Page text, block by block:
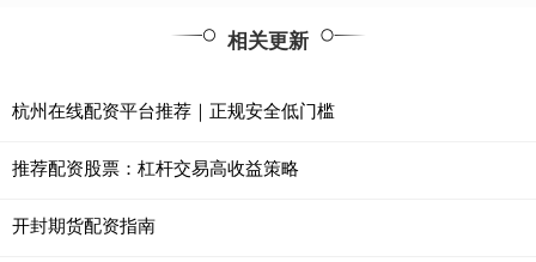
相关更新
杭州在线配资平台推荐｜正规安全低门槛
推荐配资股票：杠杆交易高收益策略
开封期货配资指南